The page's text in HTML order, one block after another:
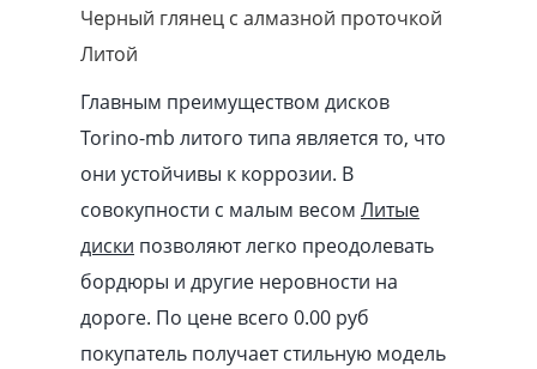
Черный глянец с алмазной проточкой
Литой
Главным преимуществом дисков
Torino-mb литого типа является то, что
они устойчивы к коррозии. В
совокупности с малым весом Литые
диски позволяют легко преодолевать
бордюры и другие неровности на
дороге. По цене всего 0.00 pуб
покупатель получает стильную модель